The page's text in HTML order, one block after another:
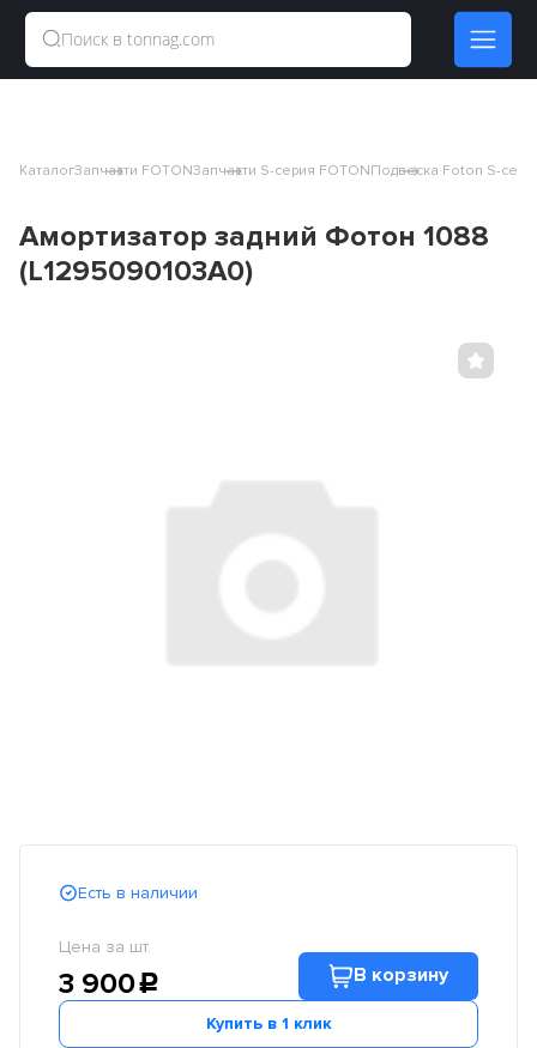
КаталогЗапчасти FOTONЗапчасти S-серия FOTONПодвеска Foton S-
Амортизатор задний Фотон 1088
(L1295090103A0)
Есть в наличии
Цена за шт.
3 900c В корзину
Купить в 1 клик